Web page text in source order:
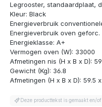
Legrooster, standaardplaat,
Kleur: Black
Energieverbruik
Energieverbruik oven
Energieklasse: A+
Vermogen oven (W): 33000
Afmetingen nis (H x B x D):
Gewicht (Kg): 36.8
Afmetingen (H x B x D): 59.5
Deze producttekst is gemaakt en/